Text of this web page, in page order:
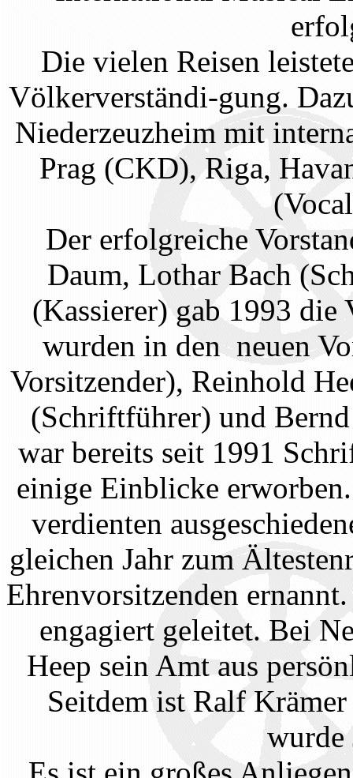
Die vielen Reisen
Völkerverständi-gung.
Niederzeuzheim mit
Prag (CKD), Riga,
Der erfolgreiche
Daum, Lothar Bach
(Kassierer) gab 1993 die
wurden in den neuen
Vorsitzender), Reinhold
(Schriftführer) und
war bereits seit 1991
einige Einblicke
verdienten
gleichen Jahr zum
Ehrenvorsitzenden
engagiert geleitet. Bei
Heep sein Amt aus
Seitdem ist Ralf
wurde